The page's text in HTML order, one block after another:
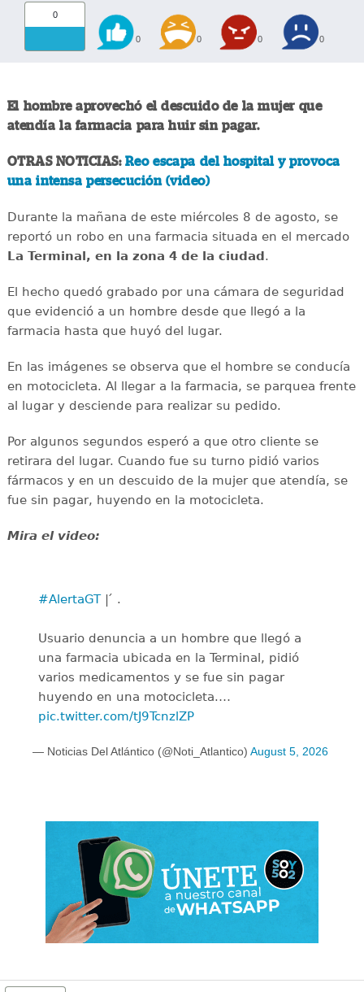
0
0 0 0 0
El hombre aprovechó el descuido de la mujer que
atendía la farmacia para huir sin pagar.
OTRAS NOTICIAS: Reo escapa del hospital y provoca
una intensa persecución (video)
Durante la mañana de este miércoles 8 de agosto, se
reportó un robo en una farmacia situada en el mercado
La Terminal, en la zona 4 de la ciudad .
El hecho quedó grabado por una cámara de seguridad
que evidenció a un hombre desde que llegó a la
farmacia hasta que huyó del lugar.
En las imágenes se observa que el hombre se conducía
en motocicleta. Al llegar a la farmacia, se parquea frente
al lugar y desciende para realizar su pedido.
Por algunos segundos esperó a que otro cliente se
retirara del lugar. Cuando fue su turno pidió varios
fármacos y en un descuido de la mujer que atendía, se
fue sin pagar, huyendo en la motocicleta.
Mira el video:
#AlertaGT| ́ .
Usuario denuncia a un hombre que llegó a
una farmacia ubicada en la Terminal, pidió
varios medicamentos y se fue sin pagar
huyendo en una motocicleta.…
pic.twitter.com/tJ9TcnzlZP
— Noticias Del Atlántico (@Noti_Atlantico) August 5, 2026